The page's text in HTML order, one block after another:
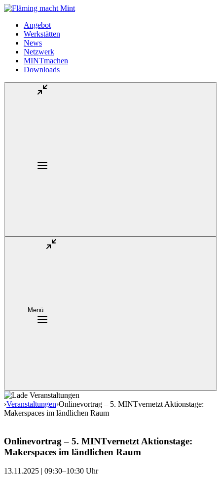
Angebot
Werkstätten
News
Netzwerk
MINTmachen
Downloads
Menü
›Veranstaltungen›Onlinevortrag – 5. MINTvernetzt Aktionstage:
Makerspaces im ländlichen Raum
Onlinevortrag – 5. MINTvernetzt Aktionstage:
Makerspaces im ländlichen Raum
13.11.2025 | 09:30–10:30 Uhr